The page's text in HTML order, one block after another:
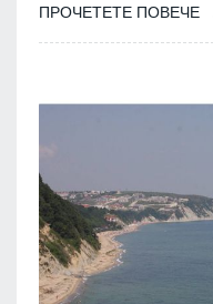
ПРОЧЕТЕТЕ ПОВЕЧЕ